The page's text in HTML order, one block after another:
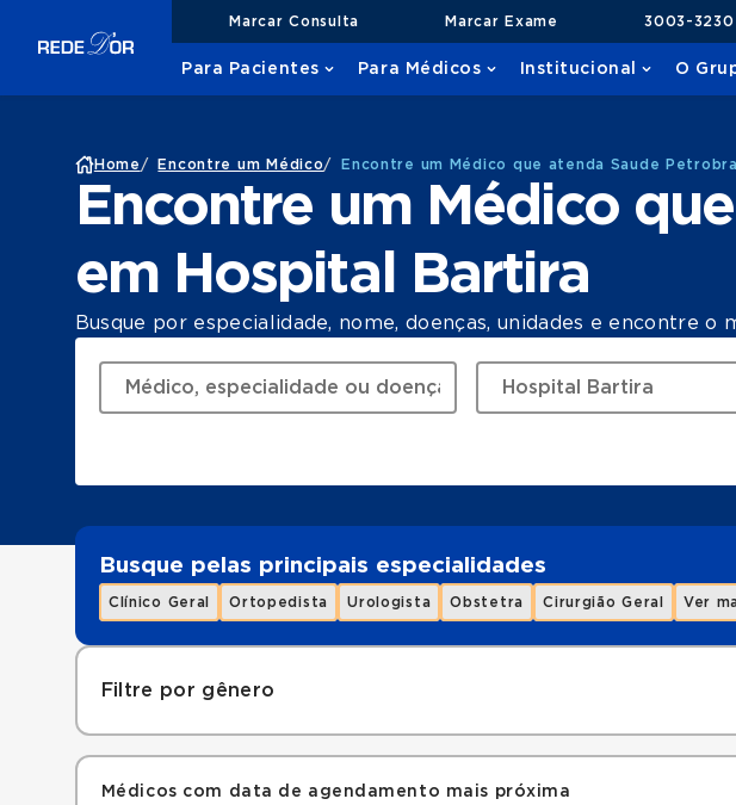
Marcar Consulta Marcar Exame 3003-3230
Para Pacientes Para Médicos Institucional O
Home / Encontre um Médico/ Encontre um Médico que atenda Saude
Encontre um Médico
em Hospital Bartira
Busque por especialidade, nome, doenças, unidades e encontre o
Busque pelas principais especialidades
Clínico Geral Ortopedista Urologista Obstetra Cirurgião Geral Ver
Filtre por gênero
Médicos com data de agendamento mais próxima